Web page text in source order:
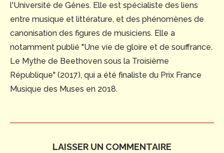
l'Université de Gênes. Elle est spécialiste des liens
entre musique et littérature, et des phénomènes de
canonisation des figures de musiciens. Elle a
notamment publié "Une vie de gloire et de souffrance.
Le Mythe de Beethoven sous la Troisième
République" (2017), qui a été finaliste du Prix France
Musique des Muses en 2018.
LAISSER UN COMMENTAIRE